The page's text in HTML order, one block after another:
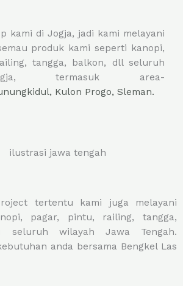
kami di Jogja, jadi kami melayani
produk kami seperti kanopi,
tangga, balkon, dll seluruh
termasuk area-
Kulon Progo, Sleman.
tertentu kami juga melayani
pagar, pintu, railing, tangga,
wilayah Jawa Tengah.
anda bersama Bengkel Las